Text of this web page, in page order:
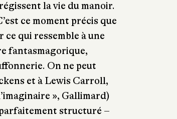
la vie du manoir.
ce moment précis que
qui ressemble à une
fantasmagorique,
On ne peut
et à Lewis Carroll,
», Gallimard)
parfaitement structuré –